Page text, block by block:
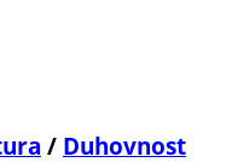
/ Duhovnost